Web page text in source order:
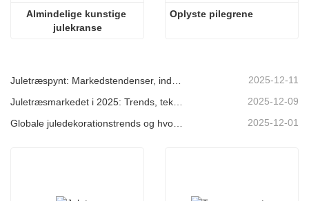
Almindelige kunstige
julekranse
Oplyste pilegrene
2025-12-11
2025-12-09
Globale juledekorationstrends og hvorfor Christmas Queen fortsat fører an på markedet 2025-12-01